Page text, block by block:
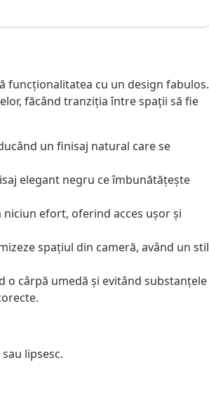
funcționalitatea cu un design fabulos.
făcând tranziția între spații să fie
un finisaj natural care se
elegant negru ce îmbunătățește
niciun efort, oferind acces ușor și
spațiul din cameră, având un stil
o cârpă umedă și evitând substanțele
lipsesc.